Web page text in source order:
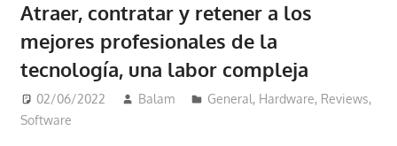
Atraer, contratar y retener a los
mejores profesionales de la
tecnología, una labor compleja
02/06/2022 Balam General, Hardware, Reviews,
Software